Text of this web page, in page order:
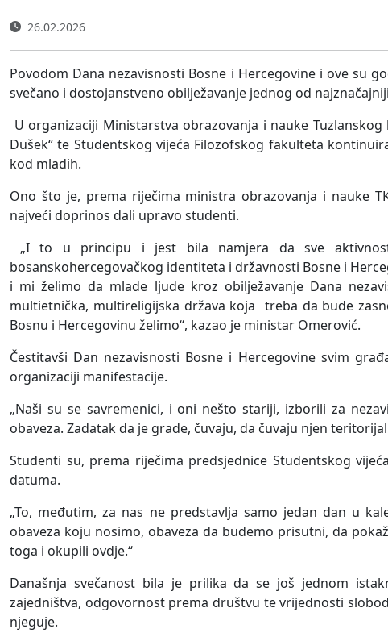
26.02.2026
Povodom Dana nezavisnosti Bosne i Hercegovine i ove su
svečano i dostojanstveno obilježavanje jednog od
U organizaciji Ministarstva obrazovanja i nauke
Dušek“ te Studentskog vijeća Filozofskog fakulteta
kod mladih.
Ono što je, prema riječima ministra obrazovanja i nauke
najveći doprinos dali upravo studenti.
„I to u principu i jest bila namjera da sve
bosanskohercegovačkog identiteta i državnosti Bosne i
i mi želimo da mlade ljude kroz obilježavanje Dana
multietnička, multireligijska država koja treba da bude
Bosnu i Hercegovinu želimo“, kazao je ministar Omerović.
Čestitavši Dan nezavisnosti Bosne i Hercegovine svim
organizaciji manifestacije.
„Naši su se savremenici, i oni nešto stariji, izborili za
obaveza. Zadatak da je grade, čuvaju, da čuvaju njen
Studenti su, prema riječima predsjednice Studentskog
datuma.
„To, međutim, za nas ne predstavlja samo jedan dan u
obaveza koju nosimo, obaveza da budemo prisutni, da
toga i okupili ovdje.“
Današnja svečanost bila je prilika da se još jednom
zajedništva, odgovornost prema društvu te vrijednosti
njeguje.